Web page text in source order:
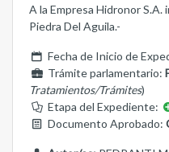
A la Empresa Hidronor
Piedra Del Aguila.-
Fecha de Inicio de
Trámite parlamentario:
Tratamientos/Trámites)
Etapa del Expediente:
Documento Aprobado: